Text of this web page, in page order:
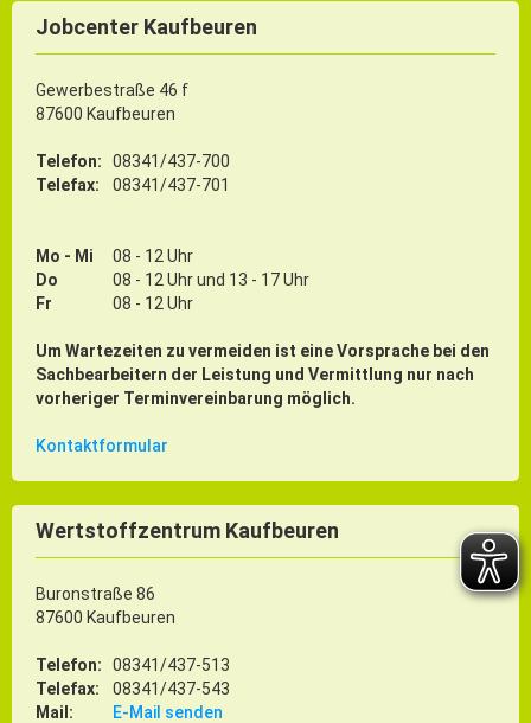
Jobcenter Kaufbeuren
Gewerbestraße 46 f
87600 Kaufbeuren
Telefon:
08341/437-700
Telefax:
08341/437-701
Mo - Mi
08 - 12 Uhr
Do
08 - 12 Uhr und 13 - 17 Uhr
Fr
08 - 12 Uhr
Um Wartezeiten zu vermeiden ist eine Vorsprache bei den
Sachbearbeitern der Leistung und Vermittlung nur nach
vorheriger Terminvereinbarung möglich.
Kontaktformular
Wertstoffzentrum Kaufbeuren
Buronstraße 86
87600 Kaufbeuren
Telefon:
08341/437-513
Telefax:
08341/437-543
Mail:
E-Mail senden